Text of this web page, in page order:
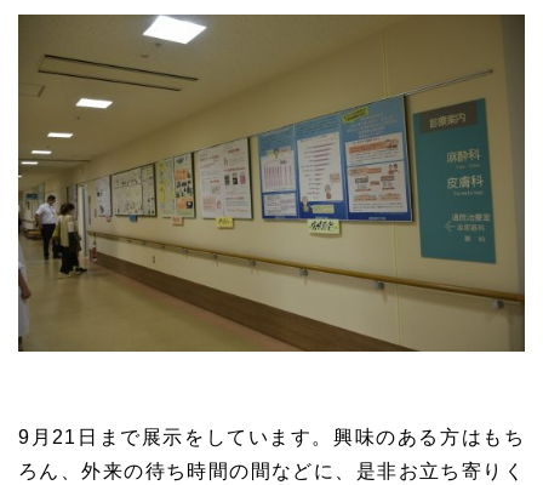
9月21日まで展示をしています。興味のある方はもち
ろん、外来の待ち時間の間などに、是非お立ち寄りく